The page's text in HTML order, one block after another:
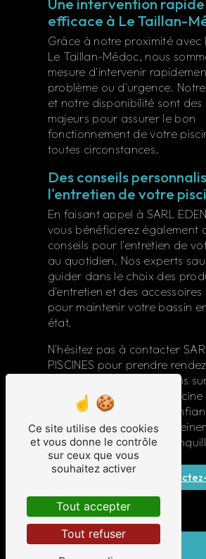
Une intervention
efficace à Le Taillan-
Grâce à notre proximité avec
Le Taillan-Médoc, nous
mesure d'intervenir
problème ou d'urgence.
et notre disponibilité sont des
majeurs pour assurer le bon
fonctionnement de votre
toutes circonstances.
Des conseils
l'entretien de votre
En faisant appel à SARL EDEN
vous bénéficierez également
conseils pour l'entretien de
au quotidien. Nos experts
guider dans le choix des
d'entretien et des accessoires
pour maintenir votre bassin
état.
N'hésitez pas à contacter
PISCINES pour prendre
obtenir plus d'informations
services d'entretien de
Taillan-Médoc. Faites
expertise pour profiter
votre piscine en toute
En savoir plus
Ce site utilise des cookies
et vous donne le contrôle
sur ceux que vous
souhaitez activer
Tout accepter
Tout refuser